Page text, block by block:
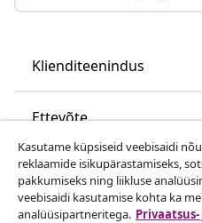
Klienditeenindus
Ettevõte
vidaXL
Kasutame küpsiseid veebisaidi
reklaamide isikupärastamiseks,
pakkumiseks ning liikluse
veebisaidi kasutamise kohta ka
analüüsipartneritega.